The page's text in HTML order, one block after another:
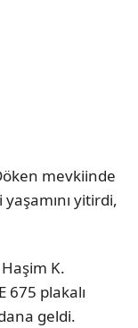
mevkiinde
yitirdi,
K.
plakalı
geldi.